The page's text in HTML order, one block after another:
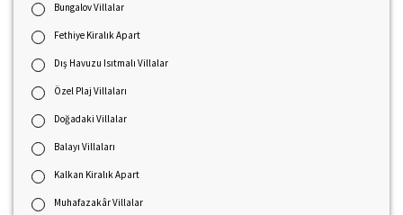
Bungalov Villalar
Fethiye Kiralık Apart
Dış Havuzu Isıtmalı Villalar
Özel Plaj Villaları
Doğadaki Villalar
Balayı Villaları
Kalkan Kiralık Apart
Muhafazakâr Villalar